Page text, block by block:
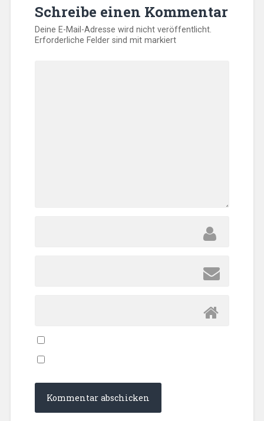
Schreibe einen Kommentar
Deine E-Mail-Adresse wird nicht veröffentlicht.
Erforderliche Felder sind mitmarkiert